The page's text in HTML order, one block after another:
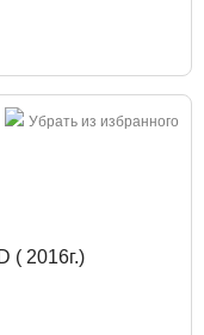
Убрать из избранного